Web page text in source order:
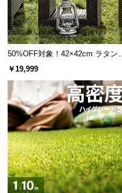
返
品・
キ
ル
に
つ
い
て
保
50%OFF対象！42×42cm ラタン調
ガーデンテーブル
￥19,999